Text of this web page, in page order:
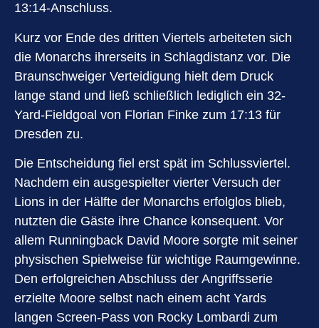
13:14-Anschluss.
Kurz vor Ende des dritten Viertels arbeiteten sich
die Monarchs ihrerseits in Schlagdistanz vor. Die
Braunschweiger Verteidigung hielt dem Druck
lange stand und ließ schließlich lediglich ein 32-
Yard-Fieldgoal von Florian Finke zum 17:13 für
Dresden zu.
Die Entscheidung fiel erst spät im Schlussviertel.
Nachdem ein ausgespielter vierter Versuch der
Lions in der Hälfte der Monarchs erfolglos blieb,
nutzten die Gäste ihre Chance konsequent. Vor
allem Runningback David Moore sorgte mit seiner
physischen Spielweise für wichtige Raumgewinne.
Den erfolgreichen Abschluss der Angriffsserie
erzielte Moore selbst nach einem acht Yards
langen Screen-Pass von Rocky Lombardi zum